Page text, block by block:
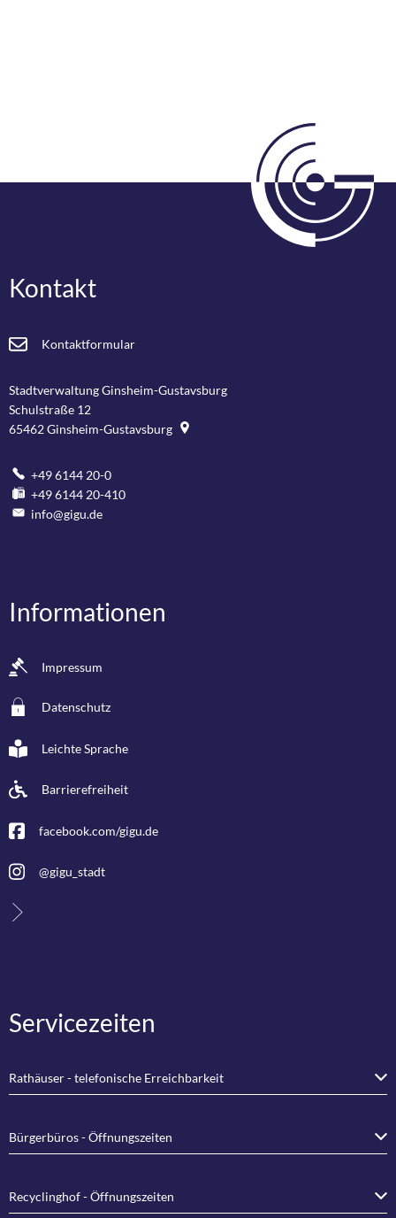
Kontakt
Kontaktformular
Stadtverwaltung Ginsheim-Gustavsburg
Schulstraße 12
65462Ginsheim-Gustavsburg
+49 6144 20-0
+49 6144 20-410
info@gigu.de
Informationen
Impressum
Datenschutz
Leichte Sprache
Barrierefreiheit
facebook.com/gigu.de
@gigu_stadt
Servicezeiten
Rathäuser - telefonische Erreichbarkeit
Bürgerbüros - Öffnungszeiten
Recyclinghof - Öffnungszeiten